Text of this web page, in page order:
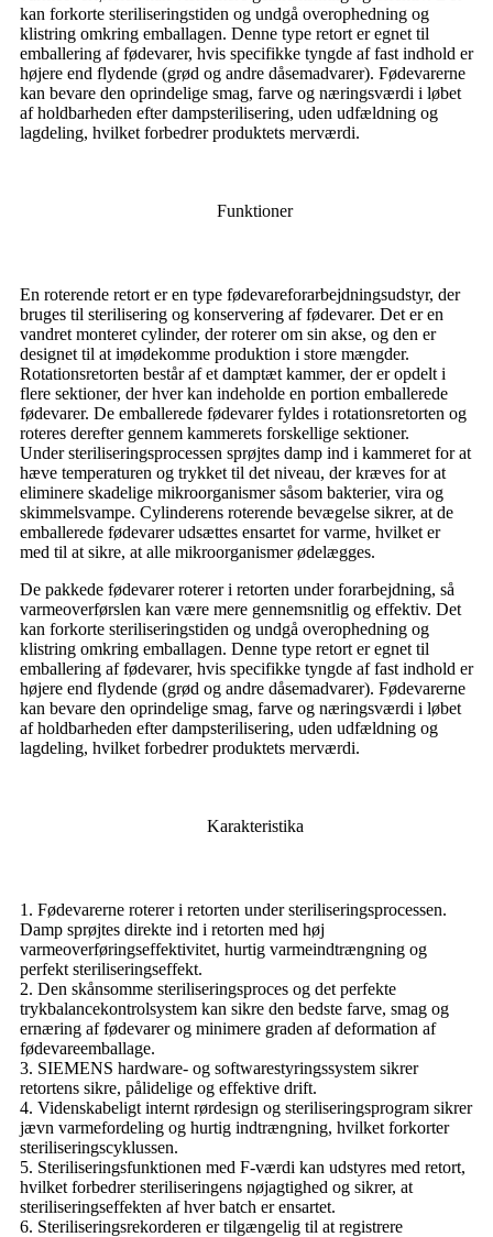
kan forkorte steriliseringstiden og undgå overophedning og
klistring omkring emballagen. Denne type retort er egnet til
emballering af fødevarer, hvis specifikke tyngde af fast indhold er
højere end flydende (grød og andre dåsemadvarer). Fødevarerne
kan bevare den oprindelige smag, farve og næringsværdi i løbet
af holdbarheden efter dampsterilisering, uden udfældning og
lagdeling, hvilket forbedrer produktets merværdi.
Funktioner
En roterende retort er en type fødevareforarbejdningsudstyr, der
bruges til sterilisering og konservering af fødevarer. Det er en
vandret monteret cylinder, der roterer om sin akse, og den er
designet til at imødekomme produktion i store mængder.
Rotationsretorten består af et damptæt kammer, der er opdelt i
flere sektioner, der hver kan indeholde en portion emballerede
fødevarer. De emballerede fødevarer fyldes i rotationsretorten og
roteres derefter gennem kammerets forskellige sektioner.
Under steriliseringsprocessen sprøjtes damp ind i kammeret for at
hæve temperaturen og trykket til det niveau, der kræves for at
eliminere skadelige mikroorganismer såsom bakterier, vira og
skimmelsvampe. Cylinderens roterende bevægelse sikrer, at de
emballerede fødevarer udsættes ensartet for varme, hvilket er
med til at sikre, at alle mikroorganismer ødelægges.
De pakkede fødevarer roterer i retorten under forarbejdning, så
varmeoverførslen kan være mere gennemsnitlig og effektiv. Det
kan forkorte steriliseringstiden og undgå overophedning og
klistring omkring emballagen. Denne type retort er egnet til
emballering af fødevarer, hvis specifikke tyngde af fast indhold er
højere end flydende (grød og andre dåsemadvarer). Fødevarerne
kan bevare den oprindelige smag, farve og næringsværdi i løbet
af holdbarheden efter dampsterilisering, uden udfældning og
lagdeling, hvilket forbedrer produktets merværdi.
Karakteristika
1. Fødevarerne roterer i retorten under steriliseringsprocessen.
Damp sprøjtes direkte ind i retorten med høj
varmeoverføringseffektivitet, hurtig varmeindtrængning og
perfekt steriliseringseffekt.
2. Den skånsomme steriliseringsproces og det perfekte
trykbalancekontrolsystem kan sikre den bedste farve, smag og
ernæring af fødevarer og minimere graden af ​​deformation af
fødevareemballage.
3. SIEMENS hardware- og softwarestyringssystem sikrer
retortens sikre, pålidelige og effektive drift.
4. Videnskabeligt internt rørdesign og steriliseringsprogram sikrer
jævn varmefordeling og hurtig indtrængning, hvilket forkorter
steriliseringscyklussen.
5. Steriliseringsfunktionen med F-værdi kan udstyres med retort,
hvilket forbedrer steriliseringens nøjagtighed og sikrer, at
steriliseringseffekten af ​​hver batch er ensartet.
6. Steriliseringsrekorderen er tilgængelig til at registrere